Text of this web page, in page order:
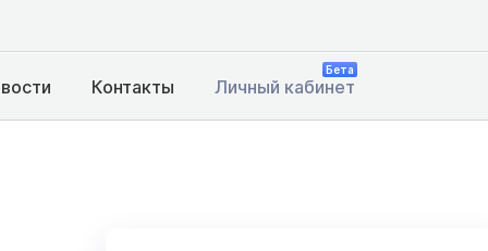
Контакты Личный кабинет
Бета